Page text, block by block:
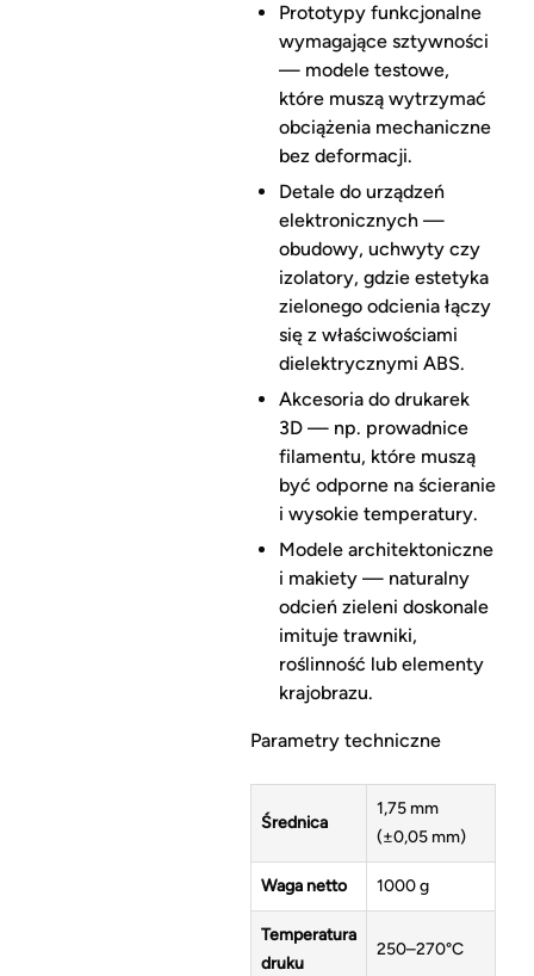
Prototypy funkcjonalne
wymagające sztywności
— modele testowe,
które muszą wytrzymać
obciążenia mechaniczne
bez deformacji.
Detale do urządzeń
elektronicznych —
obudowy, uchwyty czy
izolatory, gdzie estetyka
zielonego odcienia łączy
się z właściwościami
dielektrycznymi ABS.
Akcesoria do drukarek
3D — np. prowadnice
filamentu, które muszą
być odporne na ścieranie
i wysokie temperatury.
Modele architektoniczne
i makiety — naturalny
odcień zieleni doskonale
imituje trawniki,
roślinność lub elementy
krajobrazu.
Parametry techniczne
Średnica
1,75 mm
(±0,05 mm)
Waga netto 1000 g
Temperatura
druku
250–270°C